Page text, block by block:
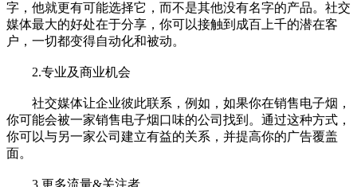
字，他就更有可能选择它，而不是其他没有名字的产品。社交
媒体最大的好处在于分享，你可以接触到成百上千的潜在客
户，一切都变得自动化和被动。
2.专业及商业机会
社交媒体让企业彼此联系，例如，如果你在销售电子烟，
你可能会被一家销售电子烟口味的公司找到。通过这种方式，
你可以与另一家公司建立有益的关系，并提高你的广告覆盖
面。
3.更多流量&关注者